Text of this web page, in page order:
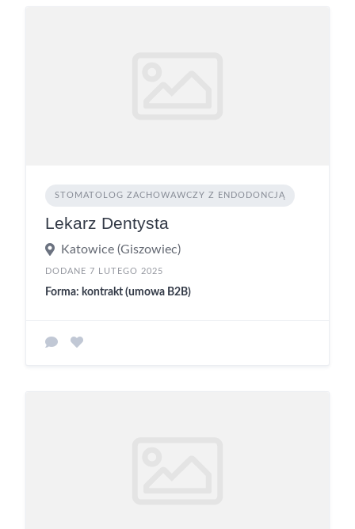
STOMATOLOG ZACHOWAWCZY Z ENDODONCJĄ
Lekarz Dentysta
Katowice (Giszowiec)
DODANE 7 LUTEGO 2025
Forma: kontrakt (umowa B2B)